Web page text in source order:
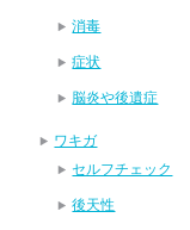
消毒
症状
脳炎や後遺症
ワキガ
セルフチェック
後天性